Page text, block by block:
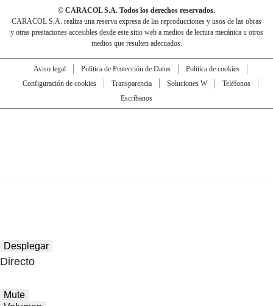
© CARACOL S.A. Todos los derechos reservados.
CARACOL S.A. realiza una reserva expresa de las reproducciones y usos de las obras
y otras prestaciones accesibles desde este sitio web a medios de lectura mecánica u otros
medios que resulten adecuados.
Aviso legal Política de Protección de Datos
Política de cookies
Configuración de cookies
Transparencia Soluciones W
Teléfonos
Escríbanos
Desplegar
Directo
Mute